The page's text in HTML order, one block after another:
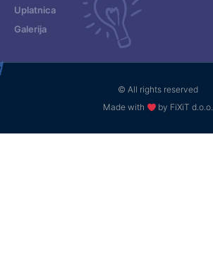
Uplatnica
Galerija
© All rights reserved
Made with
by FiXiT d.o.o.